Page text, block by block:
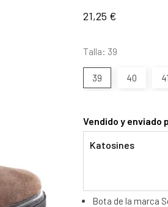
21,25 €
Talla: 39
39 40 41
Vendido y enviado
Katosines
Bota de la marca